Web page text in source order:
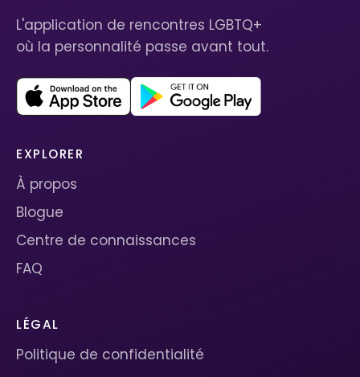
L'application de rencontres LGBTQ+
où la personnalité passe avant tout.
EXPLORER
À propos
Blogue
Centre de connaissances
FAQ
LÉGAL
Politique de confidentialité